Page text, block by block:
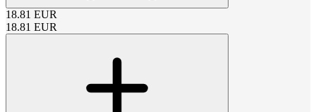
18.81 EUR
18.81 EUR